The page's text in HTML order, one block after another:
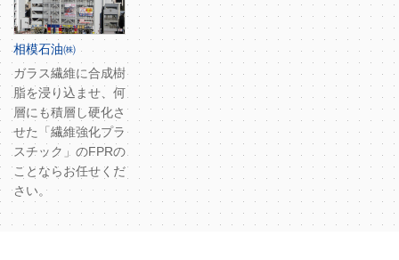
相模石油㈱
ガラス繊維に合成樹
脂を浸り込ませ、何
層にも積層し硬化さ
せた「繊維強化プラ
スチック」のFPRの
ことならお任せくだ
さい。